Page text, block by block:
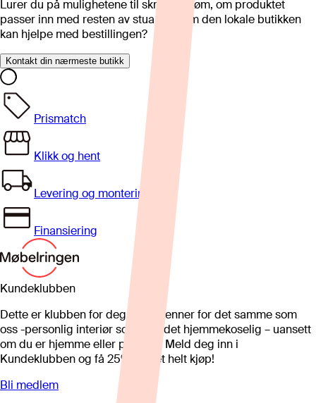
Lurer du på mulighetene til skreddersøm, om produktet
passer inn med resten av stua eller om den lokale butikken
kan hjelpe med bestillingen?
Kontakt din nærmeste butikk
Prismatch
Klikk og hent
Levering og montering
Finansiering
Kundeklubben
Dette er klubben for deg som brenner for det samme som
oss -personlig interiør som gjør det hjemmekoselig – uansett
om du er hjemme eller på hytta. Meld deg inn i
Kundeklubben og få 25%* på et helt kjøp!
Bli medlem